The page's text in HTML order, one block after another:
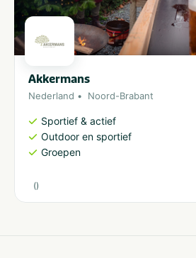
Akkermans
Nederland Noord-Brabant
Sportief & actief
Outdoor en sportief
Groepen
()